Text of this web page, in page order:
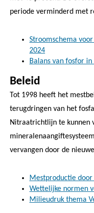
periode verminderd met
Stroomschema
2024
Balans van fosfor
Beleid
Tot 1998 heeft het
terugdringen van het
Nitraatrichtlijn te kunnen
vervangen door de
Mestproductie
Wettelijke normen
Milieudruk thema